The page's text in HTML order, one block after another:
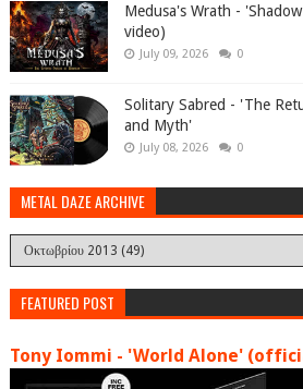
Medusa's Wrath -
video)
July 09, 2026 0
Solitary Sabred - 'The
and Myth'
July 08, 2026 0
METAL DAZE ARCHIVE
FEATURED POST
Tony Iommi - 'World Alone'